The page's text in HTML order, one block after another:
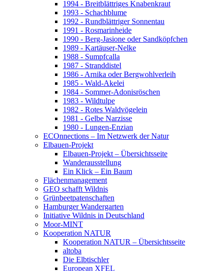
1994 - Breitblättriges Knabenkraut
1993 - Schachblume
1992 - Rundblättriger Sonnentau
1991 - Rosmarinheide
1990 - Berg-Jasione oder Sandköpfchen
1989 - Kartäuser-Nelke
1988 - Sumpfcalla
1987 - Stranddistel
1986 - Arnika oder Bergwohlverleih
1985 - Wald-Akelei
1984 - Sommer-Adonisröschen
1983 - Wildtulpe
1982 - Rotes Waldvögelein
1981 - Gelbe Narzisse
1980 - Lungen-Enzian
ECOnnections – Im Netzwerk der Natur
Elbauen-Projekt
Elbauen-Projekt – Übersichtsseite
Wanderausstellung
Ein Klick – Ein Baum
Flächenmanagement
GEO schafft Wildnis
Grünbeetpatenschaften
Hamburger Wandergarten
Initiative Wildnis in Deutschland
Moor-MINT
Kooperation NATUR
Kooperation NATUR – Übersichtsseite
altoba
Die Elbtischler
European XFEL